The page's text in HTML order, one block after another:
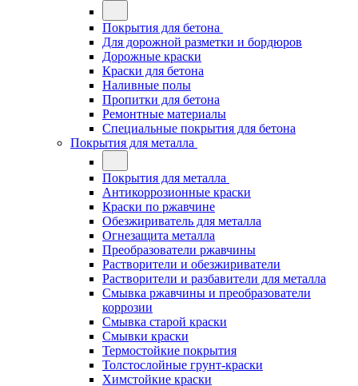
Покрытия для бетона
Для дорожной разметки и бордюров
Дорожные краски
Краски для бетона
Наливные полы
Пропитки для бетона
Ремонтные материалы
Специальные покрытия для бетона
Покрытия для металла
Покрытия для металла
Антикоррозионные краски
Краски по ржавчине
Обезжириватель для металла
Огнезащита металла
Преобразователи ржавчины
Растворители и обезжириватели
Растворители и разбавители для металла
Смывка ржавчины и преобразователи
коррозии
Смывка старой краски
Смывки краски
Термостойкие покрытия
Толстослойные грунт-краски
Химстойкие краски